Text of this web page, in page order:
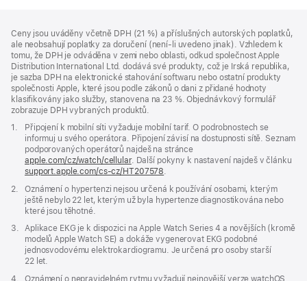
Ceny jsou uváděny včetně DPH (21 %) a příslušných autorských poplatků,
ale neobsahují poplatky za doručení (není-li uvedeno jinak). Vzhledem k
tomu, že DPH je odváděna v zemi nebo oblasti, odkud společnost Apple
Distribution International Ltd. dodává své produkty, což je Irská republika,
je sazba DPH na elektronické stahování softwaru nebo ostatní produkty
společnosti Apple, které jsou podle zákonů o dani z přidané hodnoty
klasifikovány jako služby, stanovena na 23 %. Objednávkový formulář
zobrazuje DPH vybraných produktů.
Poznámka
1.
Připojení k mobilní síti vyžaduje mobilní tarif. O podrobnostech se
informuj u svého operátora. Připojení závisí na dostupnosti sítě. Seznam
podporovaných operátorů najdeš na stránce
apple.com/cz/watch/cellular. Další pokyny k nastavení najdeš v článku
support.apple.com/cs-cz/HT207578(Otevře
v novém
okně)
.
Poznámka
2.
Oznámení o hypertenzi nejsou určená k používání osobami, kterým
ještě nebylo 22 let, kterým už byla hypertenze diagnostikována nebo
které jsou těhotné.
Poznámka
3.
Aplikace EKG je k dispozici na Apple Watch Series 4 a novějších (kromě
modelů Apple Watch SE) a dokáže vygenerovat EKG podobné
jednosvodovému elektrokardiogramu. Je určená pro osoby starší
22 let.
Poznámka
4.
Oznámení o nepravidelném rytmu vyžadují nejnovější verze watchOS